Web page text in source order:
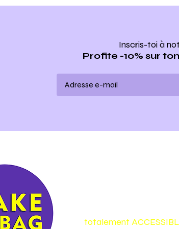
Inscris-toi à
Profite -10% sur
totalement